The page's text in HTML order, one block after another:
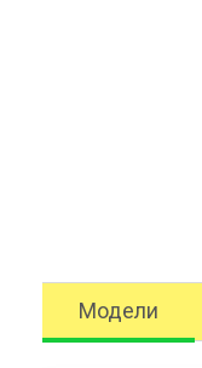
Модели